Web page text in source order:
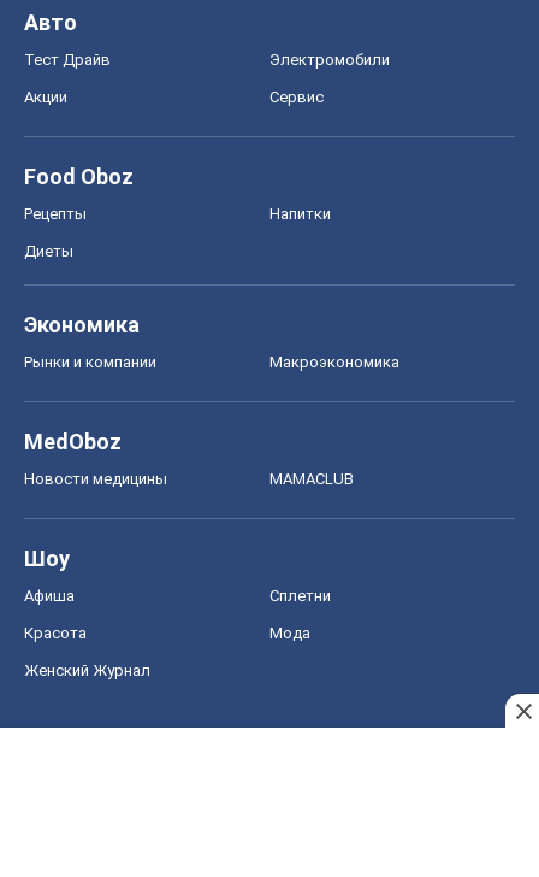
Авто
Тест Драйв Электромобили
Акции Сервис
Food Oboz
Рецепты Напитки
Диеты
Экономика
Рынки и компании Mакроэкономика
MedOboz
Новости медицины MAMACLUB
Шоу
Афиша Сплетни
Красота Мода
Женский Журнал